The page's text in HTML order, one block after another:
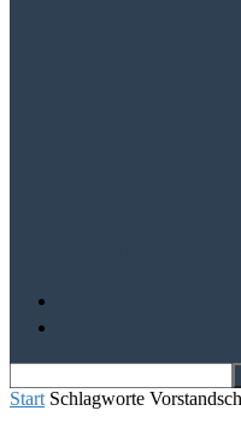
Start Schlagworte